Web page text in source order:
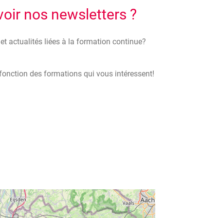
nos newsletters ?
actualités liées à la formation continue?
des formations qui vous intéressent!